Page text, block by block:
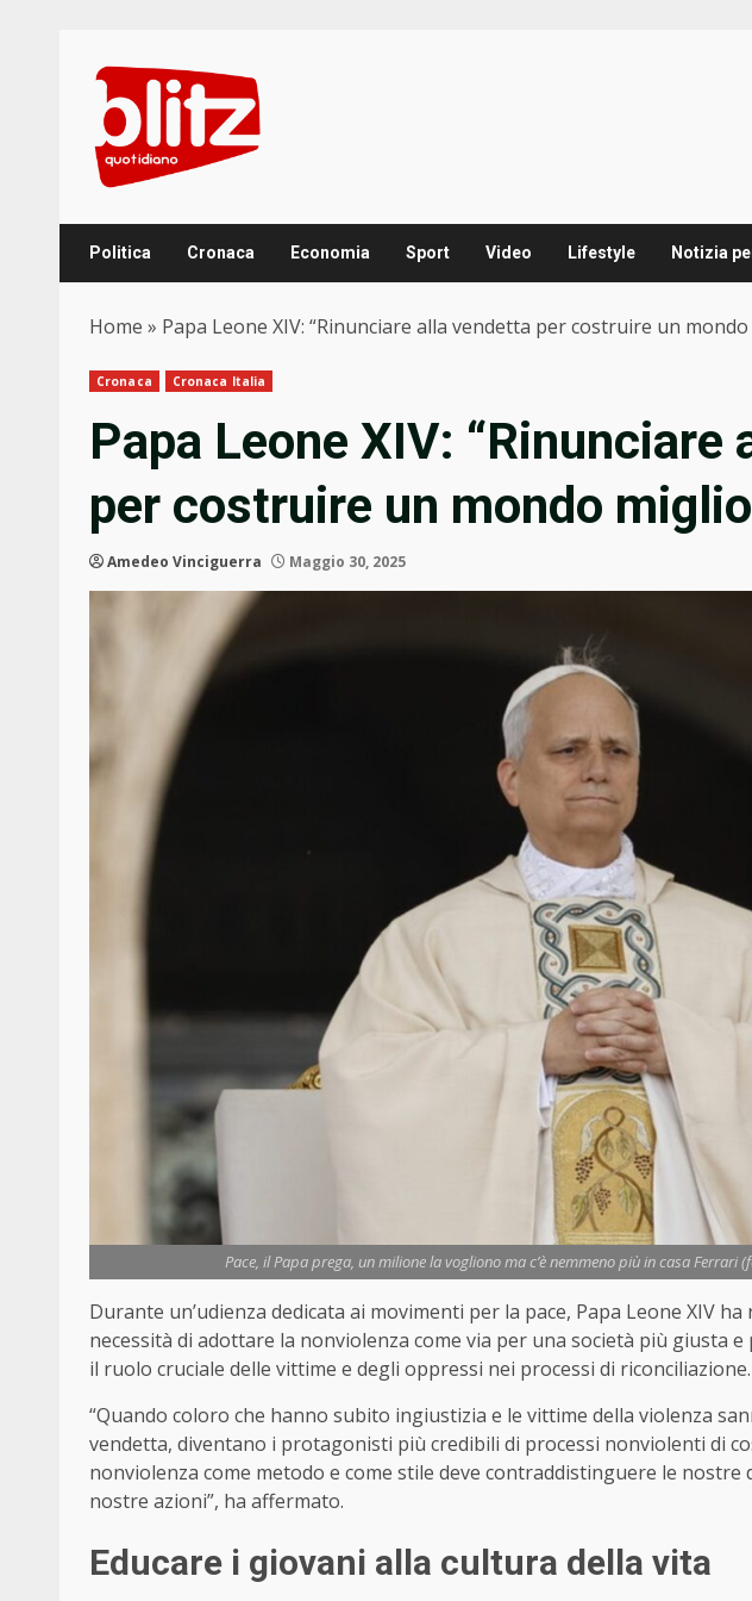
content
Politica Cronaca Economia Sport Video Lifestyle Notizia
Home » Papa Leone XIV: “Rinunciare alla vendetta per costruire un
Cronaca Cronaca Italia
Papa Leone XIV: “Rinunciare
per costruire un mondo
Amedeo Vinciguerra Maggio 30, 2025
Pace, il Papa prega, un milione la vogliono ma c’è nemmeno più in casa Ferrari
Durante un’udienza dedicata ai movimenti per la pace, Papa Leone XIV
necessità di adottare la nonviolenza come via per una società più giusta
il ruolo cruciale delle vittime e degli oppressi nei processi di riconciliazione.
“Quando coloro che hanno subito ingiustizia e le vittime della violenza
vendetta, diventano i protagonisti più credibili di processi nonviolenti di
nonviolenza come metodo e come stile deve contraddistinguere le nostre
nostre azioni”, ha affermato.
Educare i giovani alla cultura della vita